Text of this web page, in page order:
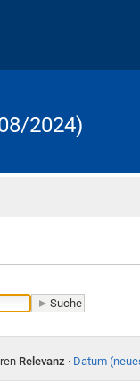
2024)
Relevanz · Datum